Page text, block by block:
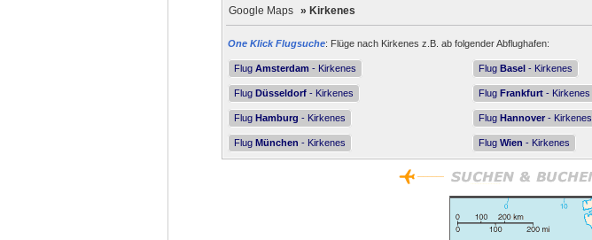
Google Maps » Kirkenes
One Klick Flugsuche: Flüge nach Kirkenes z.B. ab folgender Abflughafen:
Flug Amsterdam - Kirkenes Flug Basel - Kirkenes
Flug Düsseldorf - Kirkenes Flug Frankfurt - Kirkenes
Flug Hamburg - Kirkenes Flug Hannover - Kirkenes
Flug München - Kirkenes Flug Wien - Kirkenes